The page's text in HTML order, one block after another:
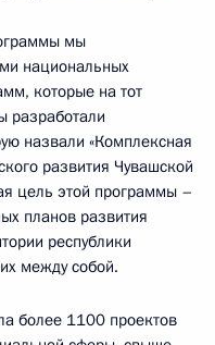
мы
национальных
которые на тот
разработали
назвали «Комплексная
развития Чувашской
цель этой программы –
планов развития
республики
между собой.
более 1100 проектов